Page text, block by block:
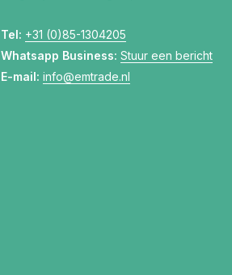
Tel: +31 (0)85-1304205
Whatsapp Business: Stuur een bericht
E-mail: info@emtrade.nl